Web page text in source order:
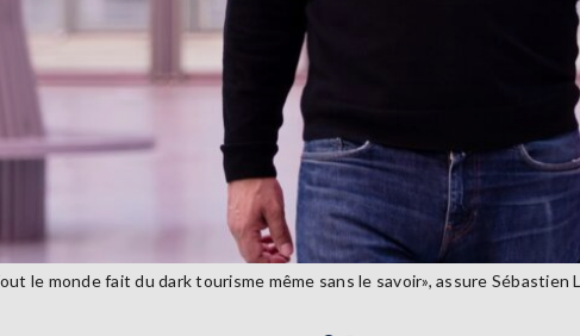
le monde fait du dark tourisme même sans le savoir», assure